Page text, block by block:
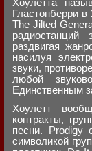
Хоулетта
Гластонберри
The Jilted
раздвигая
насилуя
звуки,
любой
Единственным
Хоулетт
контракты,
песни. Prodigy
символикой